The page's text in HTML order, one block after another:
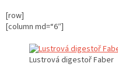
[row]
[column md=“6″]
Lustrová digestoř Faber